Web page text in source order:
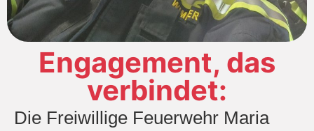
Engagement, das
verbindet:
Die Freiwillige Feuerwehr Maria